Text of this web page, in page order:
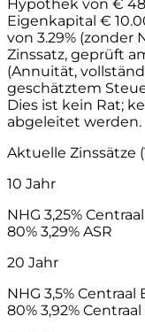
Hypothek von €
Eigenkapital €
von 3.29% (zonder
Zinssatz, geprüft
(Annuität,
geschätztem
Dies ist kein Rat;
abgeleitet werden.
Aktuelle Zinssätze
10 Jahr
NHG 3,25%
80% 3,29% ASR
20 Jahr
NHG 3,5% Centraal
80% 3,92%